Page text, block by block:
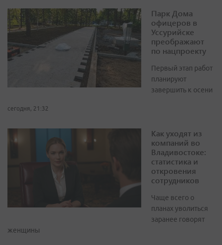
Парк Дома
офицеров в
Уссурийске
преображают
по нацпроекту
Первый этап работ
планируют
завершить к осени
сегодня, 21:32
Как уходят из
компаний во
Владивостоке:
статистика и
откровения
сотрудников
Чаще всего о
планах уволиться
заранее говорят
женщины